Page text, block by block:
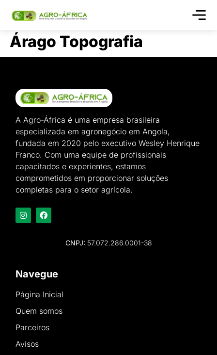
Árago Topografia
A Agro-África é uma empresa brasileira
especializada em agronegócio em Angola,
fundada em 2020 pelo executivo Wesley Henrique
Franco. Com uma equipe de profissionais
capacitados e experientes, estamos
comprometidos em proporcionar soluções
completas para o setor agrícola.
CNPJ: 57.072.286.0001-38
Navegue
Página Inicial
Quem somos
Parceiros
Avisos